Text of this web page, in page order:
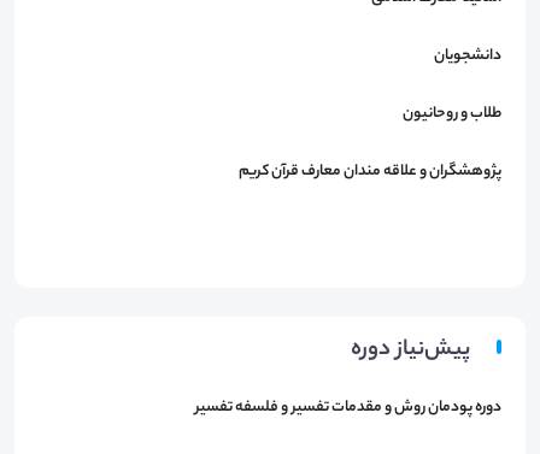
دانشجویان
طلاب و روحانیون
پژوهشگران و علاقه مندان معارف قرآن کریم
پیش‌نیاز دوره
دوره پودمان روش و مقدمات تفسیر و فلسفه تفسیر